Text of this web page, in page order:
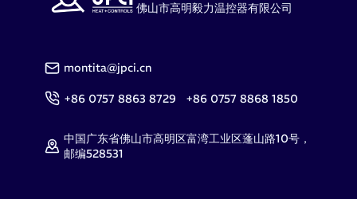
佛山市高明毅力温控器有限公司
montita@jpci.cn
+86 0757 8863 8729 +86 0757 8868 1850
中国广东省佛山市高明区富湾工业区蓬山路10号，
邮编528531